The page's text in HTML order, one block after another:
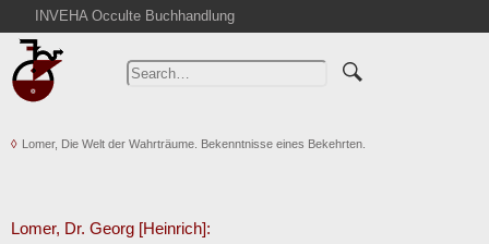
INVEHA Occulte Buchhandlung
Home
Advanced Search
CartLomer, Die Welt der Wahrträume. Bekenntnisse eines Bekehrten.
Lomer, Dr. Georg [Heinrich]: